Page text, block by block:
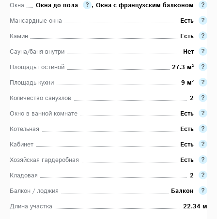
Окна Окна до пола , Окна с французским балконом
Мансардные окна
Есть
Камин
Есть
Сауна/баня внутри
Нет
Площадь гостиной
27.3 м²
Площадь кухни
9 м²
Количество санузлов
2
Окно в ванной комнате
Есть
Котельная
Есть
Кабинет
Есть
Хозяйская гардеробная
Есть
Кладовая
2
Балкон / лоджия
Балкон
Длина участка
22.34 м